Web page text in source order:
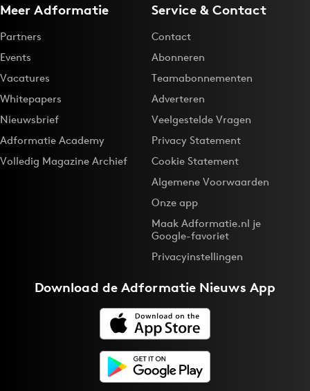
Meer Adformatie
Partners
Events
Vacatures
Whitepapers
Nieuwsbrief
Adformatie Academy
Volledig Magazine Archief
Service & Contact
Contact
Abonneren
Teamabonnementen
Adverteren
Veelgestelde Vragen
Privacy Statement
Cookie Statement
Algemene Voorwaarden
Onze app
Maak Adformatie.nl je
Google-favoriet
Privacyinstellingen
Download deAdformatie Nieuws App